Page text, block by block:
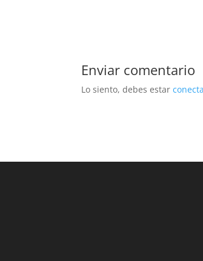
Enviar comentario
Lo siento, debes estar